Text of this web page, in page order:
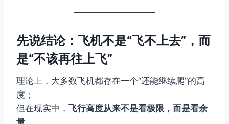
先说结论：飞机不是“飞不上去”，而
是“不该再往上飞”
理论上，大多数飞机都存在一个“还能继续爬”的高
度；
但在现实中， 飞行高度从来不是看极限，而是看余